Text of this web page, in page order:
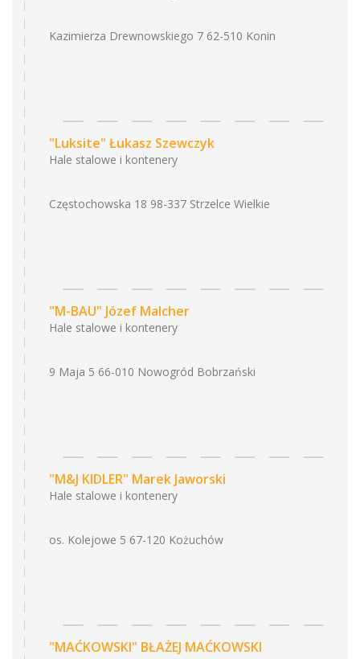
Kazimierza Drewnowskiego 7 62-510 Konin
"Luksite" Łukasz Szewczyk
Hale stalowe i kontenery
Częstochowska 18 98-337 Strzelce Wielkie
"M-BAU" Józef Malcher
Hale stalowe i kontenery
9 Maja 5 66-010 Nowogród Bobrzański
"M&J KIDLER" Marek Jaworski
Hale stalowe i kontenery
os. Kolejowe 5 67-120 Kożuchów
"MAĆKOWSKI" BŁAŻEJ MAĆKOWSKI